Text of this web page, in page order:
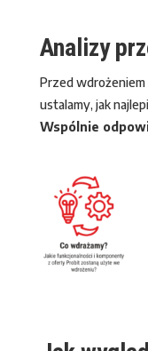
Analizy
Przed
ustalamy, jak
Wspólnie